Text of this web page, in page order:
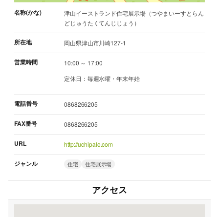
名称(かな)
津山イーストランド住宅展示場（つやまいーすとらん
どじゅうたくてんじじょう）
所在地 岡山県津山市川崎127-1
営業時間
10:00 ～ 17:00
定休日：毎週水曜・年末年始
電話番号 0868266205
FAX番号 0868266205
URL http://uchipale.com
ジャンル 住宅 住宅展示場
アクセス